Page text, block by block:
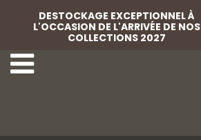
Parures 4
DESTOCKAGE EXCEPTIONNEL À
L'OCCASION DE L'ARRIVÉE DE NOS
COLLECTIONS 2027